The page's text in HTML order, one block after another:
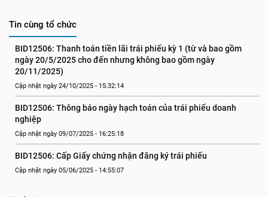
Tin cùng tổ chức
BID12506: Thanh toán tiền lãi trái phiếu kỳ 1 (từ và bao gồm
ngày 20/5/2025 cho đến nhưng không bao gồm ngày
20/11/2025)
Cập nhật ngày 24/10/2025 - 15:32:14
BID12506: Thông báo ngày hạch toán của trái phiếu doanh
nghiệp
Cập nhật ngày 09/07/2025 - 16:25:18
BID12506: Cấp Giấy chứng nhận đăng ký trái phiếu
Cập nhật ngày 05/06/2025 - 14:55:07